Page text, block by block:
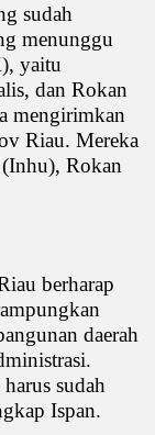
sudah
menunggu
yaitu
dan Rokan
mengirimkan
Riau. Mereka
Rokan
berharap
daerah
sudah
Ispan.